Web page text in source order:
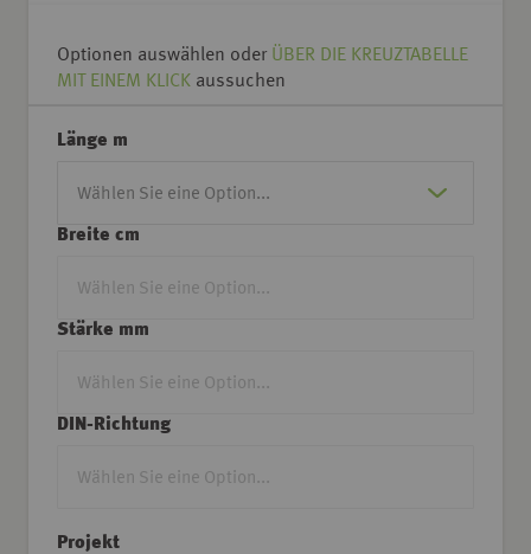
Optionen auswählen oder ÜBER DIE KREUZTABELLE
MIT EINEM KLICK aussuchen
Länge m
Breite cm
Stärke mm
DIN-Richtung
Projekt